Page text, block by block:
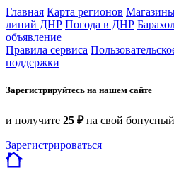
Главная Карта регионов
линий ДНР Погода в ДНР
объявление
Правила сервиса
поддержки
Зарегистрируйтесь на нашем сайте
и получите 25 ₽на свой бонусный
Зарегистрироваться